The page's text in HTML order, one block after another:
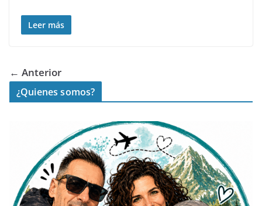
Leer más
← Anterior
¿Quienes somos?